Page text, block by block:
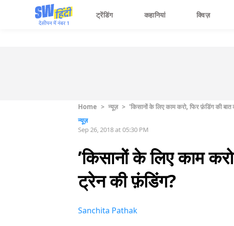
ट्रेंडिंग कहानियां क्विज़
Home > न्यूज़ > ’किसानों के लिए काम करो, फिर फ़ंडिंग की
न्यूज़
Sep 26, 2018 at 05:30 PM
’किसानों के लिए काम
ट्रेन की फ़ंडिंग?
Sanchita Pathak